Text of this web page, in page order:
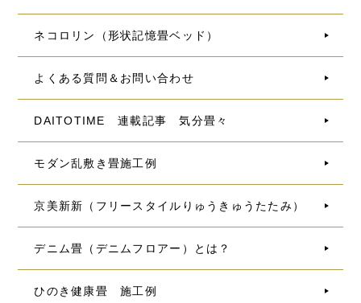
ネコロリン（形状記憶畳ベッド）
よくある質問＆お問い合わせ
DAITOTIME 連載記事 気分畳々
モダン乱敷き畳施工例
京美新新（フリースタイルりゅうきゅうたたみ）
デニム畳（デニムフロアー）とは？
ひのき健康畳 施工例